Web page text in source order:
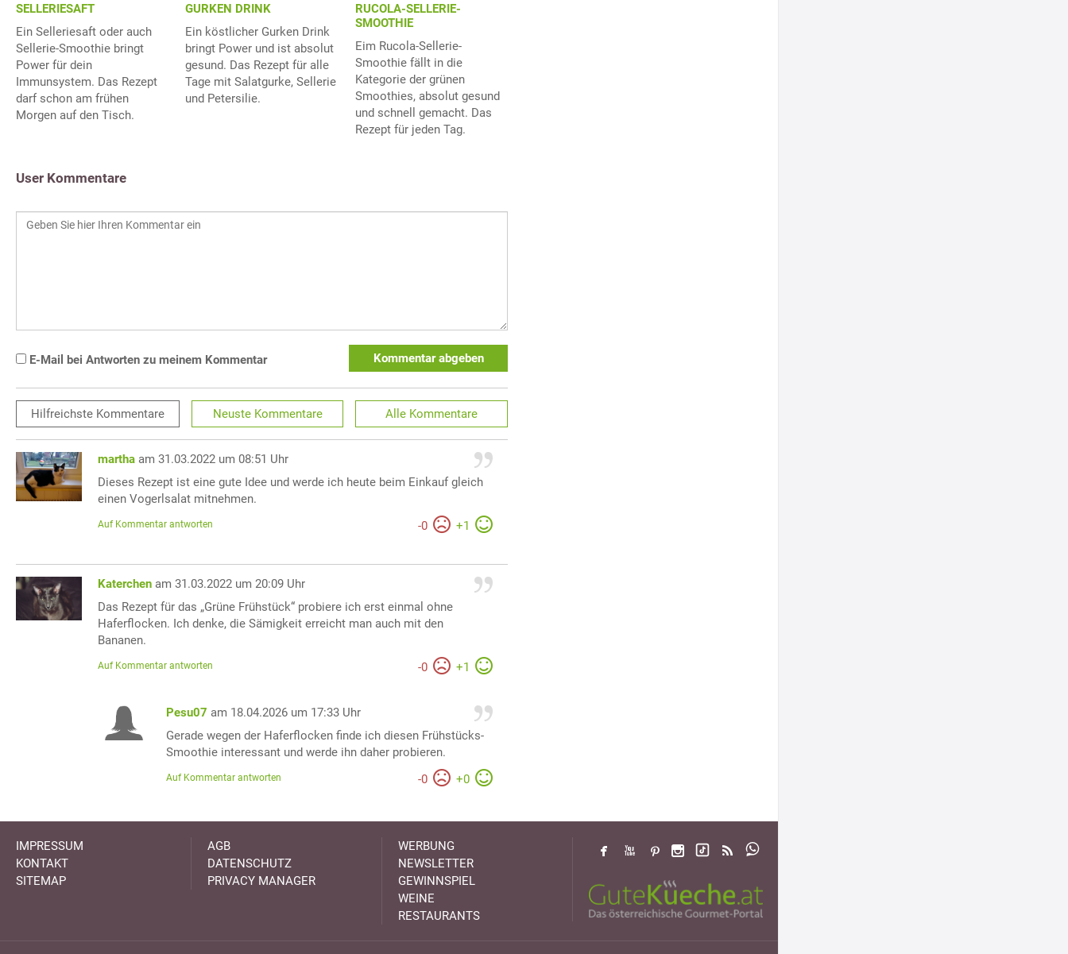
SELLERIESAFT
Ein Selleriesaft oder auch
Sellerie-Smoothie bringt
Power für dein
Immunsystem. Das Rezept
darf schon am frühen
Morgen auf den Tisch.
GURKEN DRINK
Ein köstlicher Gurken Drink
bringt Power und ist absolut
gesund. Das Rezept für alle
Tage mit Salatgurke, Sellerie
und Petersilie.
RUCOLA-SELLERIE-
SMOOTHIE
Eim Rucola-Sellerie-
Smoothie fällt in die
Kategorie der grünen
Smoothies, absolut gesund
und schnell gemacht. Das
Rezept für jeden Tag.
User Kommentare
E-Mail bei Antworten zu meinem Kommentar Kommentar abgeben
Hilfreichste Kommentare Neuste Kommentare Alle Kommentare
martha am 31.03.2022 um 08:51 Uhr
Dieses Rezept ist eine gute Idee und werde ich heute beim Einkauf gleich
einen Vogerlsalat mitnehmen.
-0 +1
Auf Kommentar antworten
Katerchen am 31.03.2022 um 20:09 Uhr
Das Rezept für das „Grüne Frühstück“ probiere ich erst einmal ohne
Haferflocken. Ich denke, die Sämigkeit erreicht man auch mit den
Bananen.
-0 +1
Auf Kommentar antworten
Pesu07 am 18.04.2026 um 17:33 Uhr
Gerade wegen der Haferflocken finde ich diesen Frühstücks-
Smoothie interessant und werde ihn daher probieren.
-0 +0
Auf Kommentar antworten
IMPRESSUM
KONTAKT
SITEMAP
AGB
DATENSCHUTZ
PRIVACY MANAGER
WERBUNG
NEWSLETTER
GEWINNSPIEL
WEINE
RESTAURANTS